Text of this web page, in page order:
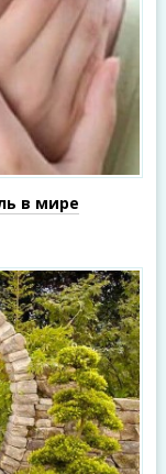
в мире